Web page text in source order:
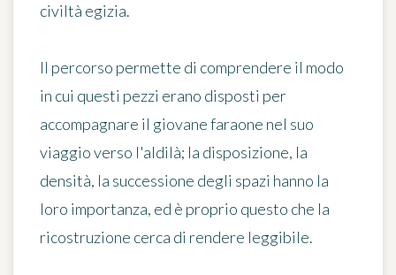
civiltà egizia.
Il percorso permette di comprendere il modo
in cui questi pezzi erano disposti per
accompagnare il giovane faraone nel suo
viaggio verso l'aldilà; la disposizione, la
densità, la successione degli spazi hanno la
loro importanza, ed è proprio questo che la
ricostruzione cerca di rendere leggibile.